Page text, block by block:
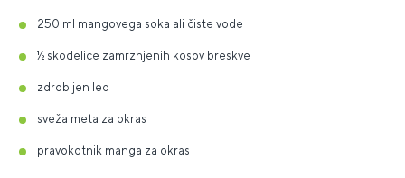
250 ml mangovega soka ali čiste vode
½ skodelice zamrznjenih kosov breskve
zdrobljen led
sveža meta za okras
pravokotnik manga za okras